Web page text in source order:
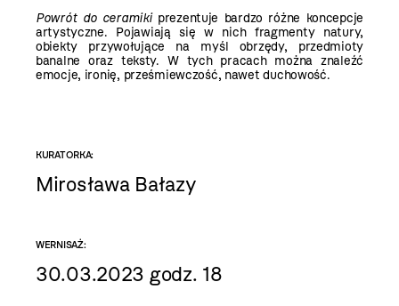
Powrót do ceramikiprezentuje bardzo różne koncepcje
artystyczne. Pojawiają się w nich fragmenty natury,
obiekty przywołujące na myśl obrzędy, przedmioty
banalne oraz teksty. W tych pracach można znaleźć
emocje, ironię, prześmiewczość, nawet duchowość.
KURATORKA:
Mirosława Bałazy
WERNISAŻ:
30.03.2023 godz. 18